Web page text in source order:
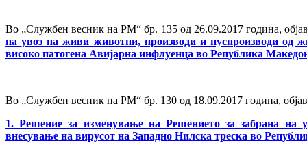
Во „Службен весник на РМ“ бр. 135 од 26.09.2017 година,
на увоз на живи животни, производи и нуспроизводи од
високо патогена Авијарна инфлуенца во Република
Во „Службен весник на РМ“ бр. 130 од 18.09.2017 година,
1. Решение за изменување на Решението за забрана
внесување на вирусот на Западно Нилска треска во